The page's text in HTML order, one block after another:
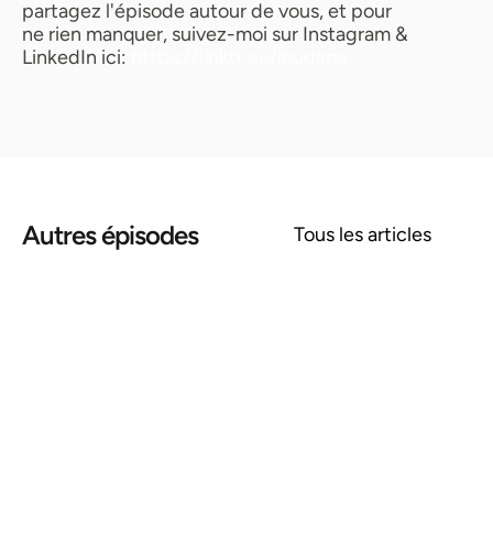
partagez l'épisode autour de vous, et pour
ne rien manquer, suivez-moi sur Instagram &
LinkedIn ici:
Autres épisodes Tous les articles